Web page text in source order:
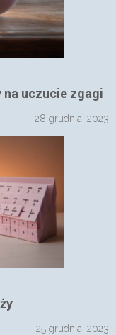
na uczucie zgagi
28 grudnia, 2023
25 grudnia, 2023